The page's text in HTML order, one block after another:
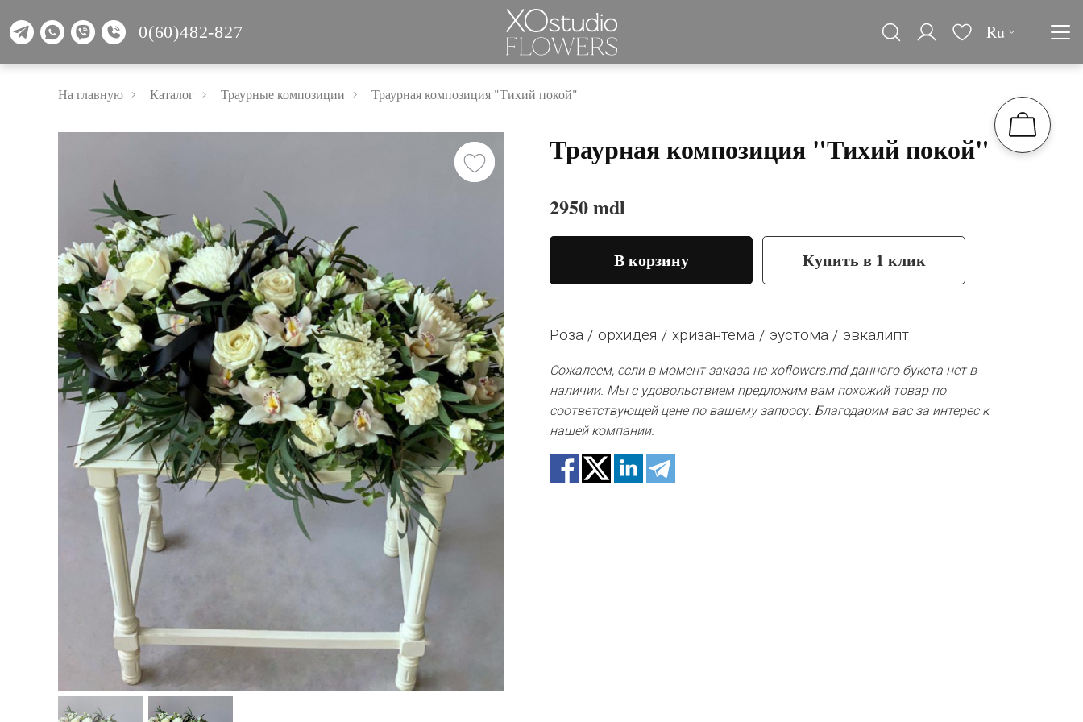
0(60)482-827 Ru
На главную Каталог Траурные композиции Траурная композиция "Тихий покой"
Траурная композиция "Тихий покой"
2950 mdl
В корзину Купить в 1 клик
Роза / орхидея / хризантема / эустома / эвкалипт
Сожалеем, если в момент заказа на xoflowers.md данного букета нет в
наличии. Мы с удовольствием предложим вам похожий товар по
соответствующей цене по вашему запросу. Благодарим вас за интерес к
нашей компании.